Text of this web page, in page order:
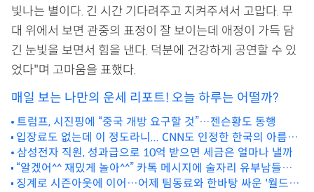
빛나는 별이다. 긴 시간 기다려주고 지켜주셔서 고맙다. 무
대 위에서 보면 관중의 표정이 잘 보이는데 애정이 가득 담
긴 눈빛을 보면서 힘을 낸다. 덕분에 건강하게 공연할 수 있
었다"며 고마움을 표했다.
매일 보는 나만의 운세 리포트! 오늘 하루는 어떨까?
트럼프, 시진핑에 “중국 개방 요구할 것”…젠슨황도 동행
입장료도 없는데 이 정도라니... CNN도 인정한 한국의 아름다
운 ‘물거울 명소’
삼성전자 직원, 성과급으로 10억 받으면 세금은 얼마나 낼까
“알겠어^^ 재밌게 놀아^^” 카톡 메시지에 술자리 유부남들이
비상 걸린 이유
징계로 시즌아웃에 이어…어제 팀동료와 한바탕 싸운 '월드컵